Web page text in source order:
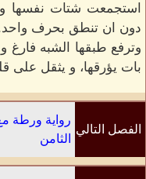
استجمعت شتات نفسها
دون ان تنطق بحرف
وترفع طبقها الشبه
بات يؤرقها، و يثقل على
الفصل التالي
رواية ورطة
الثامن